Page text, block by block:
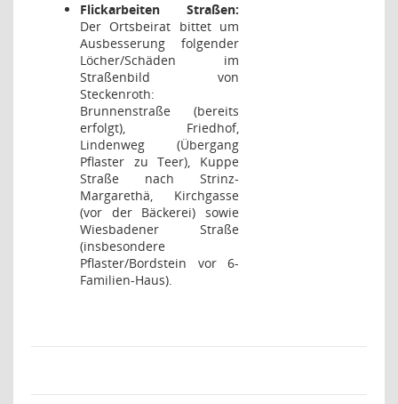
Flickarbeiten Straßen:
Der Ortsbeirat bittet um
Ausbesserung folgender
Löcher/Schäden im
Straßenbild von
Steckenroth:
Brunnenstraße (bereits
erfolgt), Friedhof,
Lindenweg (Übergang
Pflaster zu Teer), Kuppe
Straße nach Strinz-
Margarethä, Kirchgasse
(vor der Bäckerei) sowie
Wiesbadener Straße
(insbesondere
Pflaster/Bordstein vor 6-
Familien-Haus).